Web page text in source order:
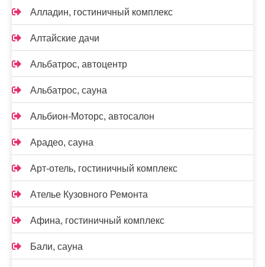
Алладин, гостиничный комплекс
Алтайские дачи
Альбатрос, автоцентр
Альбатрос, сауна
Альбион-Моторс, автосалон
Арадео, сауна
Арт-отель, гостиничный комплекс
Ателье Кузовного Ремонта
Афина, гостиничный комплекс
Бали, сауна